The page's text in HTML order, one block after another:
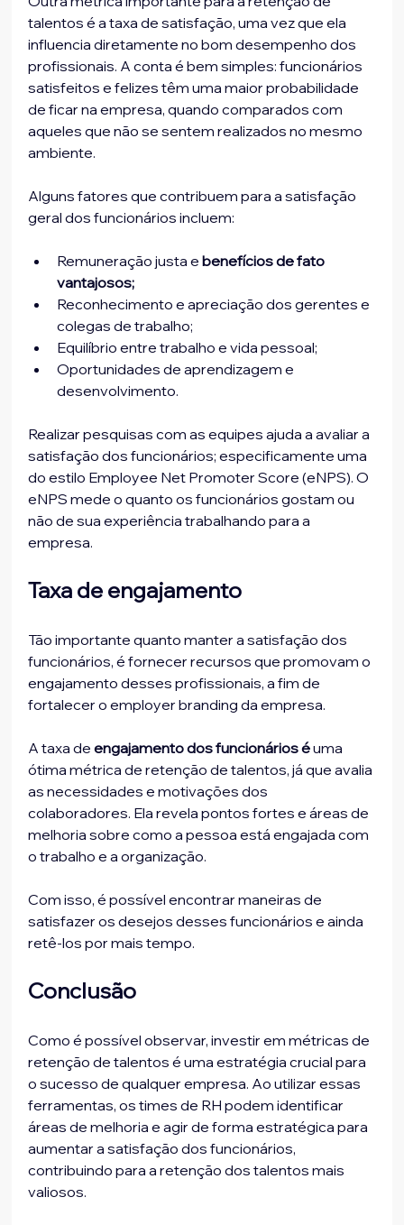
talentos é a taxa de satisfação, uma vez que ela
influencia diretamente no bom desempenho dos
profissionais. A conta é bem simples: funcionários
satisfeitos e felizes têm uma maior probabilidade
de ficar na empresa, quando comparados com
aqueles que não se sentem realizados no mesmo
ambiente.
Alguns fatores que contribuem para a satisfação
geral dos funcionários incluem:
Remuneração justa e benefícios de fato
vantajosos;
Reconhecimento e apreciação dos gerentes e
colegas de trabalho;
Equilíbrio entre trabalho e vida pessoal;
Oportunidades de aprendizagem e
desenvolvimento.
Realizar pesquisas com as equipes ajuda a avaliar a
satisfação dos funcionários; especificamente uma
do estilo Employee Net Promoter Score (eNPS). O
eNPS mede o quanto os funcionários gostam ou
não de sua experiência trabalhando para a
empresa.
Taxa de engajamento
Tão importante quanto manter a satisfação dos
funcionários, é fornecer recursos que promovam o
engajamento desses profissionais, a fim de
fortalecer o employer branding da empresa.
A taxa de engajamento dos funcionários é uma
ótima métrica de retenção de talentos, já que avalia
as necessidades e motivações dos
colaboradores. Ela revela pontos fortes e áreas de
melhoria sobre como a pessoa está engajada com
o trabalho e a organização.
Com isso, é possível encontrar maneiras de
satisfazer os desejos desses funcionários e ainda
retê-los por mais tempo.
Conclusão
Como é possível observar, investir em métricas de
retenção de talentos é uma estratégia crucial para
o sucesso de qualquer empresa. Ao utilizar essas
ferramentas, os times de RH podem identificar
áreas de melhoria e agir de forma estratégica para
aumentar a satisfação dos funcionários,
contribuindo para a retenção dos talentos mais
valiosos.